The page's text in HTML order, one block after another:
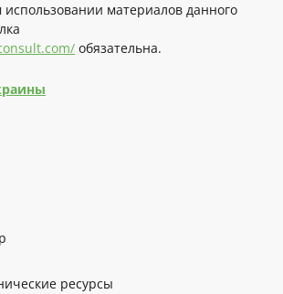
материалов данного
обязательна.
ресурсы